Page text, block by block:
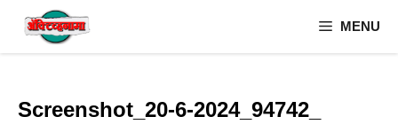
MENU
Screenshot_20-6-2024_94742_